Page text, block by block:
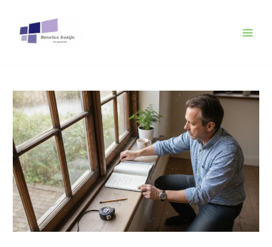
navigatie